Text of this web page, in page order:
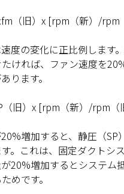
（旧）x [rpm（新）/rpm
度の変化に正比例します
ければ、ファン速度を
ります。
（旧）x [rpm（新）/rpm（
増加すると、静圧（SP
。これは、固定ダクトシ
20%増加するとシステム
めです。